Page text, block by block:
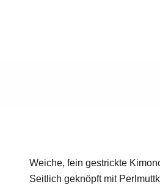
Weiche, fein gestrickte
Seitlich geknöpft mit